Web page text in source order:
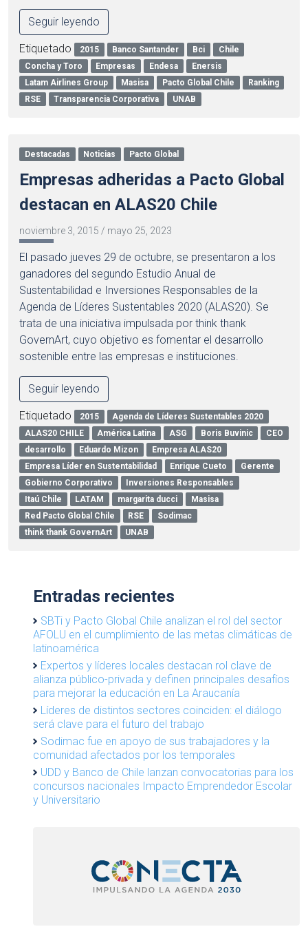
Seguir leyendo
Etiquetado 2015 Banco Santander Bci
Chile
Concha y Toro
Empresas Endesa
Enersis
Latam Airlines Group
Masisa Pacto Global Chile
Ranking
RSE
Transparencia Corporativa UNAB
Destacadas Noticias Pacto Global
Empresas adheridas a Pacto Global
destacan en ALAS20 Chile
noviembre 3, 2015 / mayo 25, 2023
El pasado jueves 29 de octubre, se presentaron a los
ganadores del segundo Estudio Anual de
Sustentabilidad e Inversiones Responsables de la
Agenda de Líderes Sustentables 2020 (ALAS20). Se
trata de una iniciativa impulsada por think thank
GovernArt, cuyo objetivo es fomentar el desarrollo
sostenible entre las empresas e instituciones.
Seguir leyendo
Etiquetado 2015
Agenda de Líderes Sustentables 2020
ALAS20 CHILE
América Latina ASG Boris Buvinic
CEO
desarrollo
Eduardo Mizon
Empresa ALAS20
Empresa Líder en Sustentabilidad
Enrique Cueto
Gerente
Gobierno Corporativo
Inversiones Responsables
Itaú Chile
LATAM margarita ducci
Masisa
Red Pacto Global Chile
RSE
Sodimac
think thank GovernArt
UNAB
Entradas recientes
SBTi y Pacto Global Chile analizan el rol del sector
AFOLU en el cumplimiento de las metas climáticas de
latinoamérica
Expertos y líderes locales destacan rol clave de
alianza público-privada y definen principales desafíos
para mejorar la educación en La Araucanía
Líderes de distintos sectores coinciden: el diálogo
será clave para el futuro del trabajo
Sodimac fue en apoyo de sus trabajadores y la
comunidad afectados por los temporales
UDD y Banco de Chile lanzan convocatorias para los
concursos nacionales Impacto Emprendedor Escolar
y Universitario